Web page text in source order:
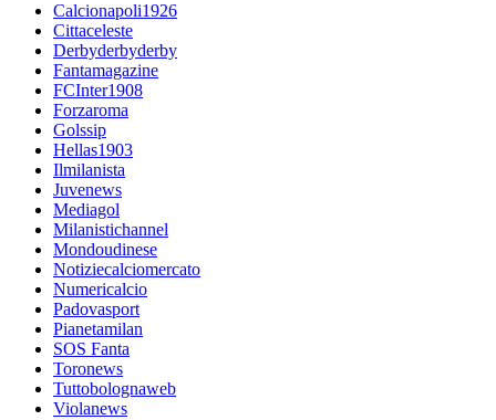
Calcionapoli1926
Cittaceleste
Derbyderbyderby
Fantamagazine
FCInter1908
Forzaroma
Golssip
Hellas1903
Ilmilanista
Juvenews
Mediagol
Milanistichannel
Mondoudinese
Notiziecalciomercato
Numericalcio
Padovasport
Pianetamilan
SOS Fanta
Toronews
Tuttobolognaweb
Violanews